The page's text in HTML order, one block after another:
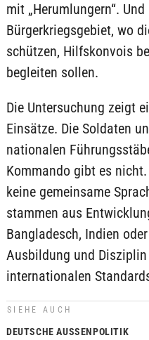
mit „Herumlungern“.
Bürgerkriegsgebiet, wo
schützen, Hilfskonvois
begleiten sollen.
Die Untersuchung zeigt
Einsätze. Die Soldaten
nationalen
Kommando gibt es
keine gemeinsame
stammen aus
Bangladesch, Indien
Ausbildung und
internationalen
SIEHE AUCH
DEUTSCHE AUSSENPOLITIK